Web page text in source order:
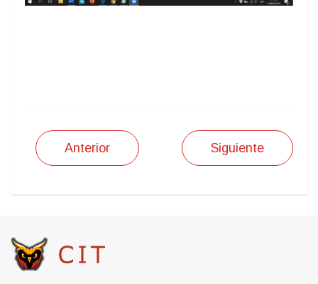
Anterior Siguiente